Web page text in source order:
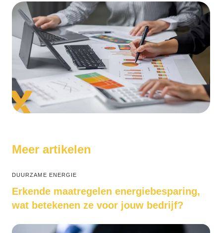
Meer artikelen
DUURZAME ENERGIE
Erkende maatregelen energiebesparing,
wat betekenen ze voor jouw bedrijf?